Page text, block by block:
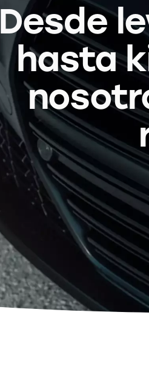
Desde
hasta